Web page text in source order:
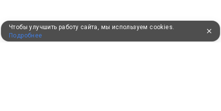
Чтобы улучшить работу сайта, мы используем cookies.
Подробнее